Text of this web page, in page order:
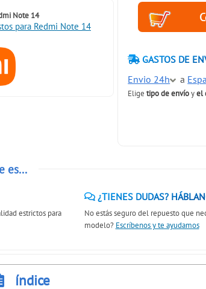
Note 14
para Redmi Note 14
GASTOS DE
Envio 24h
a
Eligetipo de envíoyel
es...
estrictos para
¿TIENES DUDAS?
No estás seguro del repuesto que
modelo? Escríbenos y te ayudamos
índice